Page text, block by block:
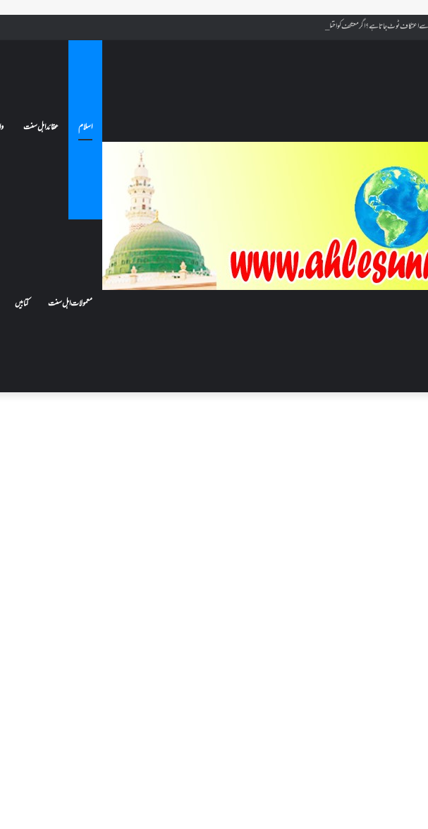
اعتکاف ٹوٹ جاتا ہے؟ اگر معتکف کو احتلام ہو جائے تو کیا اس کا اعتکاف ٹوٹ جائے گا؟فنائے مسجد کسے کہتے ہیں ، اور کیا معتکف فنائے مسجد میں جا سکتا ہے؟
اسلام عقائد اہل سنت
معمولات اہل سنت کتابیں